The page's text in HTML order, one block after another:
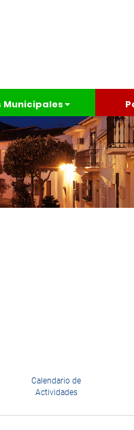
Municipales
Calendario de
Actividades